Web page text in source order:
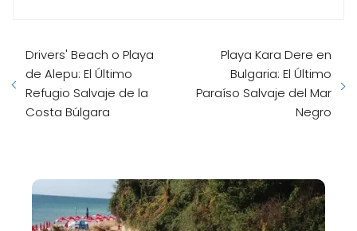
Drivers' Beach o Playa
de Alepu: El Último
Refugio Salvaje de la
Costa Búlgara
Playa Kara Dere en
Bulgaria: El Último
Paraíso Salvaje del Mar
Negro